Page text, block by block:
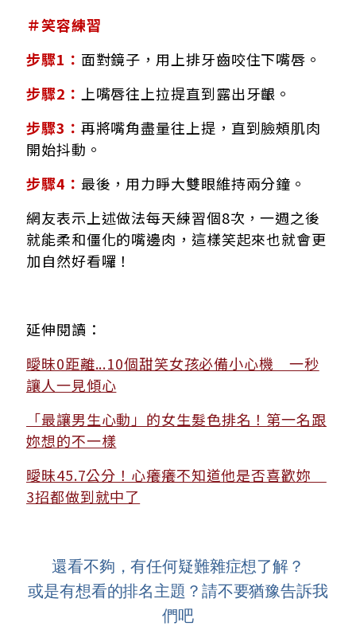
＃笑容練習
步驟1： 面對鏡子，用上排牙齒咬住下嘴唇。
步驟2： 上嘴唇往上拉提直到露出牙齦。
步驟3： 再將嘴角盡量往上提，直到臉頰肌肉
開始抖動。
步驟4： 最後，用力睜大雙眼維持兩分鐘。
網友表示上述做法每天練習個8次，一週之後
就能柔和僵化的嘴邊肉，這樣笑起來也就會更
加自然好看囉！
延伸閱讀：
曖昧0距離...10個甜笑女孩必備小心機 一秒
讓人一見傾心
「最讓男生心動」的女生髮色排名！第一名跟
妳想的不一樣
曖昧45.7公分！心癢癢不知道他是否喜歡妳
3招都做到就中了
還看不夠，有任何疑難雜症想了解？
或是有想看的排名主題？請不要猶豫告訴我
們吧